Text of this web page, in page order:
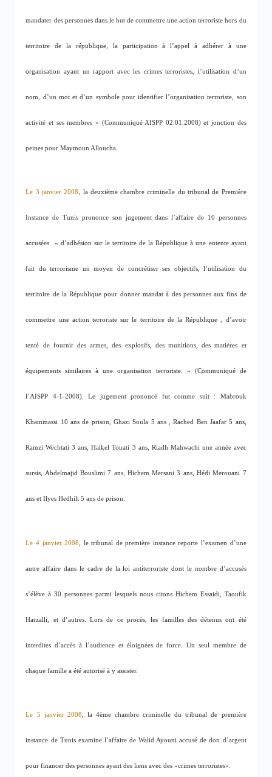
mandater des personnes dans le but de commettre une action terroriste hors du
territoire de la république, la participation à l’appel à adhérer à une
organisation ayant un rapport avec les crimes terroristes, l’utilisation d’un
nom, d’un mot et d’un symbole pour identifier l’organisation terroriste, son
activité et ses membres » (Communiqué AISPP 02.01.2008) et jonction des
peines pour Maymoun Alloucha.
Le 3 janvier 2008 , la deuxième chambre criminelle du tribunal de Première
Instance de Tunis prononce son jugement dans l’affaire de 10 personnes
accusées « d’adhésion sur le territoire de la République à une entente ayant
fait du terrorisme un moyen de concrétiser ses objectifs, l’utilisation du
territoire de la République pour donner mandat à des personnes aux fins de
commettre une action terroriste sur le territoire de la République , d’avoir
tenté de fournir des armes, des explosifs, des munitions, des matières et
équipements similaires à une organisation terroriste. » (Communiqué de
l’AISPP 4-1-2008). Le jugement prononcé fut comme suit : Mabrouk
Khammassi 10 ans de prison, Ghazi Soula 5 ans , Rached Ben Jaafar 5 ans,
Ramzi Wechtati 3 ans, Haikel Touati 3 ans, Riadh Mahwachi une année avec
sursis, Abdelmajid Bouslimi 7 ans, Hichem Mersani 3 ans, Hédi Merouani 7
ans et Ilyes Hedhili 5 ans de prison.
Le 4 janvier 2008 , le tribunal de première instance reporte l’examen d’une
autre affaire dans le cadre de la loi antiterroriste dont le nombre d’accusés
s’élève à 30 personnes parmi lesquels nous citons Hichem Essaidi, Taoufik
Harzalli, et d’autres. Lors de ce procès, les familles des détenus ont été
interdites d’accès à l’audience et éloignées de force. Un seul membre de
chaque famille a été autorisé à y assister.
Le 5 janvier 2008 , la 4ème chambre criminelle du tribunal de première
instance de Tunis examine l’affaire de Walid Ayouni accusé de don d’argent
pour financer des personnes ayant des liens avec des «crimes terroristes».